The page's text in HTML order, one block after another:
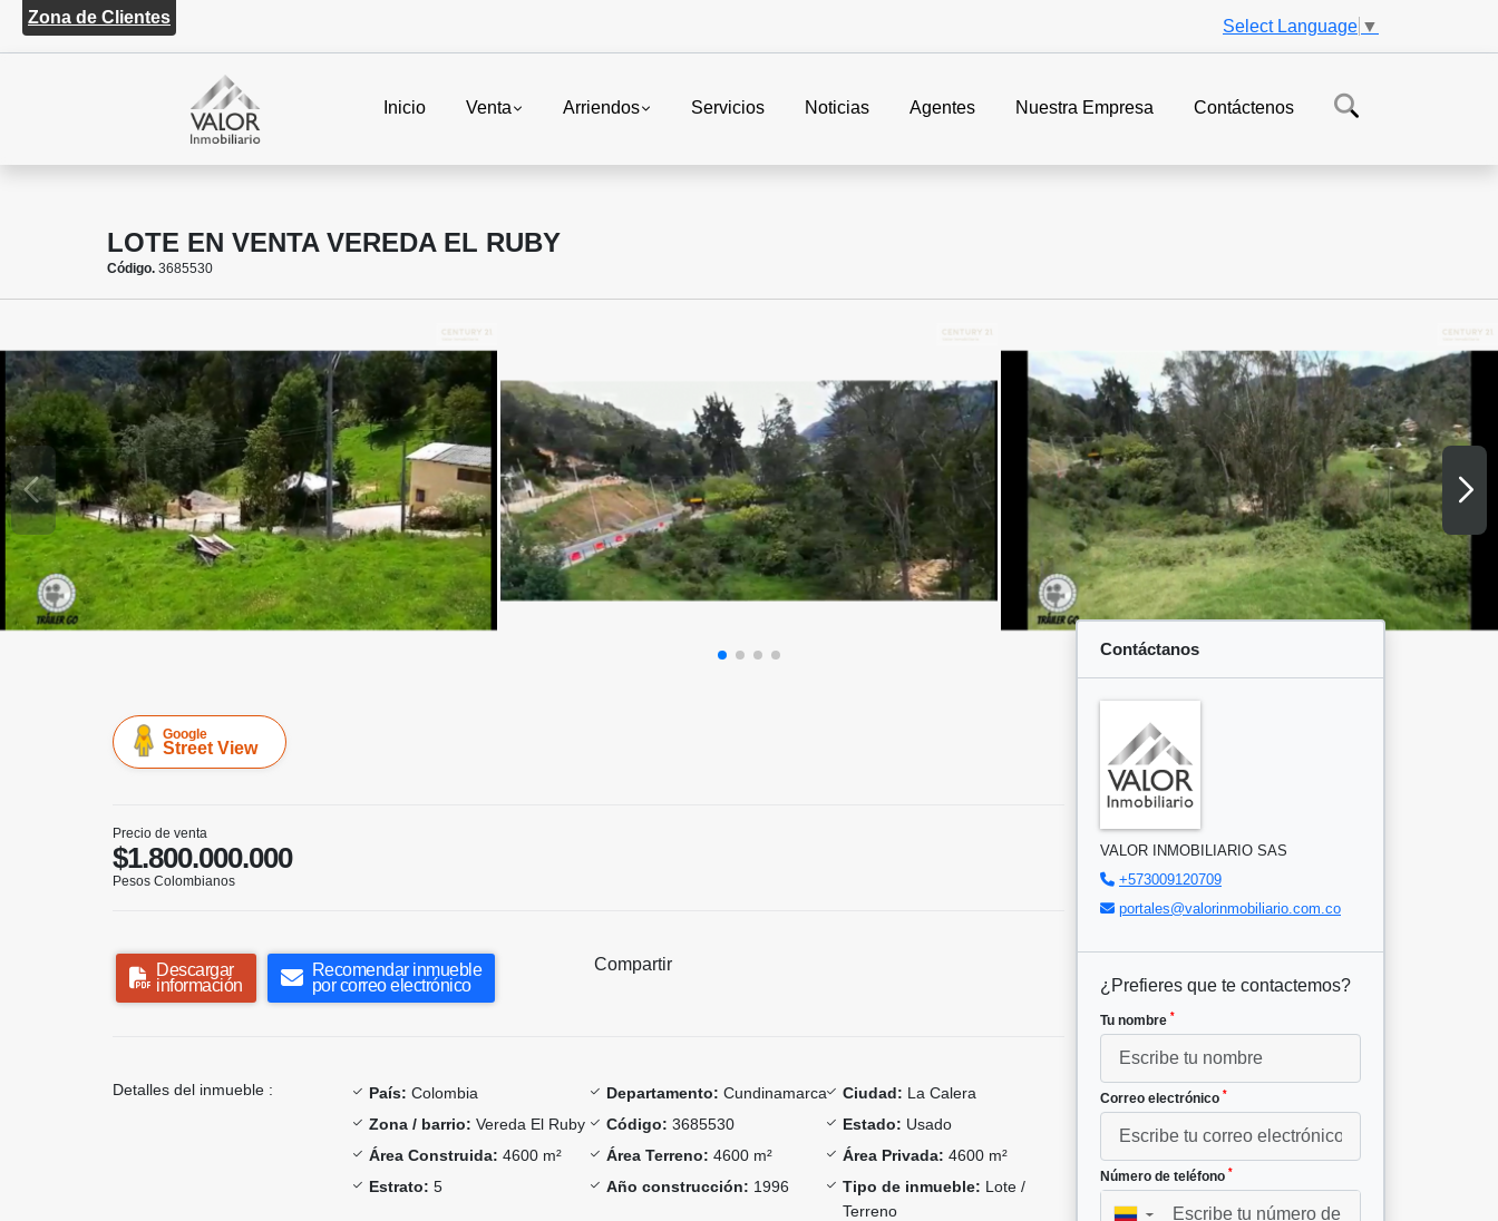
Zona de Clientes Select Language ▼
Inicio Venta Arriendos Servicios Noticias Agentes Nuestra Empresa Contáctenos
LOTE EN VENTA VEREDA EL RUBY
Código. 3685530
Google
Street View
Precio de venta
$1.800.000.000
Pesos Colombianos
Descargar
información
Recomendar inmueble
por correo electrónico
Compartir
Detalles del inmueble : País: Colombia Departamento: Cundinamarca Ciudad: La Calera
Zona / barrio: Vereda El Ruby Código: 3685530 Estado: Usado
Área Construida: 4600 m² Área Terreno: 4600 m² Área Privada: 4600 m²
Estrato: 5 Año construcción: 1996 Tipo de inmueble: Lote /
Terreno
Contáctanos
VALOR INMOBILIARIO SAS
+573009120709
portales@valorinmobiliario.com.co
¿Prefieres que te contactemos?
Tu nombre *
Correo electrónico *
Número de teléfono *
▼